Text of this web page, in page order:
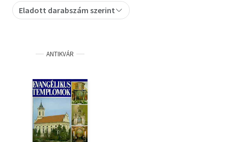
Szakkönyv
Tankönyv, segédkönyv
Társadalomtudomány
Természettudomány
Történelem
Eladott darabszám szerint
ANTIKVÁR